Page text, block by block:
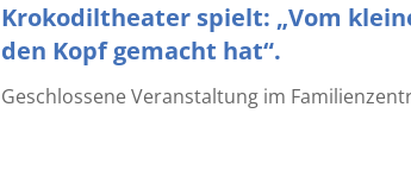
Krokodiltheater spielt: „Vom
den Kopf gemacht hat“.
Geschlossene Veranstaltung im